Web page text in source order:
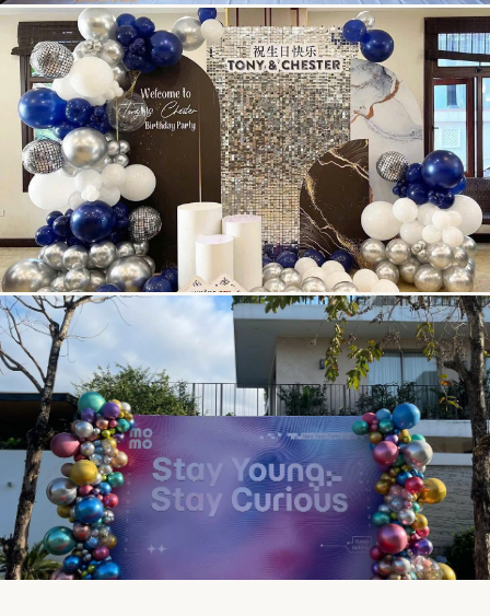
WEDDING DECOR
Tiệc Cưới
& Lễ Ký Kết
GATHERING PARTY
Gathering
& Họp Lớp